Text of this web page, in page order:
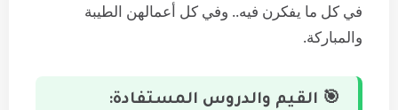
في كل ما يفكرن فيه.. وفي كل أعمالهن الطيبة
والمباركة.
🎯 القيم والدروس المستفادة: